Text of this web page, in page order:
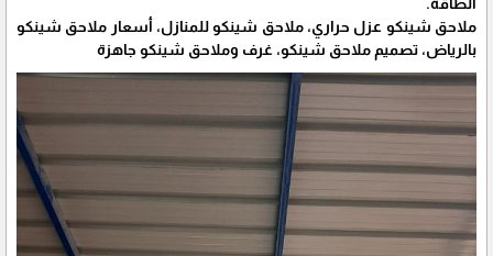
ملاحق شينكو عزل حراري، ملاحق شينكو للمنازل، أسعار ملاحق شينكو
بالرياض، تصميم ملاحق شينكو، غرف وملاحق شينكو جاهزة